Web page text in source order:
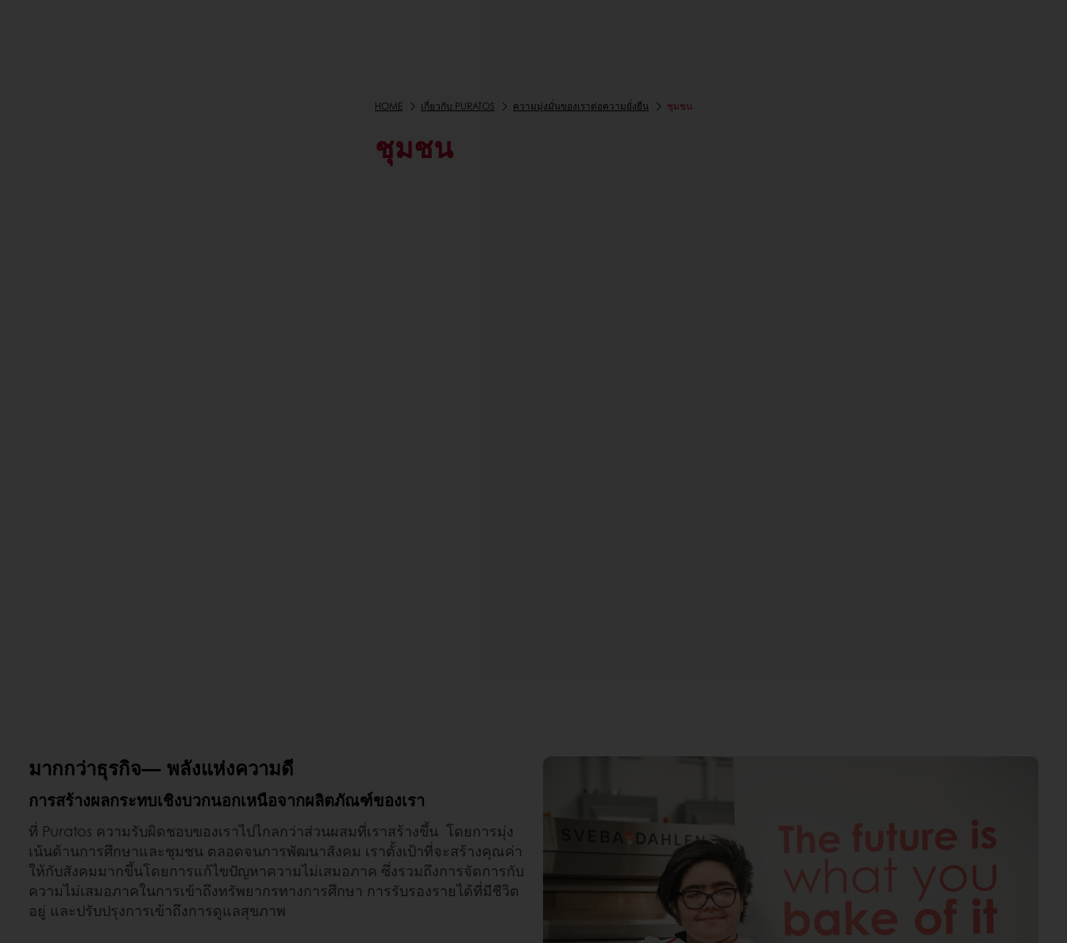
HOME เกี่ยวกับ PURATOS ความมุ่งมั่นของเราต่อความยั่งยืน ชุมชน
ชุมชน
มากกว่าธุรกิจ— พลังแห่งความดี
การสร้างผลกระทบเชิงบวกนอกเหนือจากผลิตภัณฑ์ของเรา
ที่ Puratos ความรับผิดชอบของเราไปไกลกว่าส่วนผสมที่เราสร้างขึ้น โดยการมุ่ง
เน้นด้านการศึกษาและชุมชน ตลอดจนการพัฒนาสังคม เราตั้งเป้าที่จะสร้างคุณค่า
ให้กับสังคมมากขึ้นโดยการแก้ไขปัญหาความไม่เสมอภาค ซึ่งรวมถึงการจัดการกับ
ความไม่เสมอภาคในการเข้าถึงทรัพยากรทางการศึกษา การรับรองรายได้ที่มีชีวิต
อยู่ และปรับปรุงการเข้าถึงการดูแลสุขภาพ